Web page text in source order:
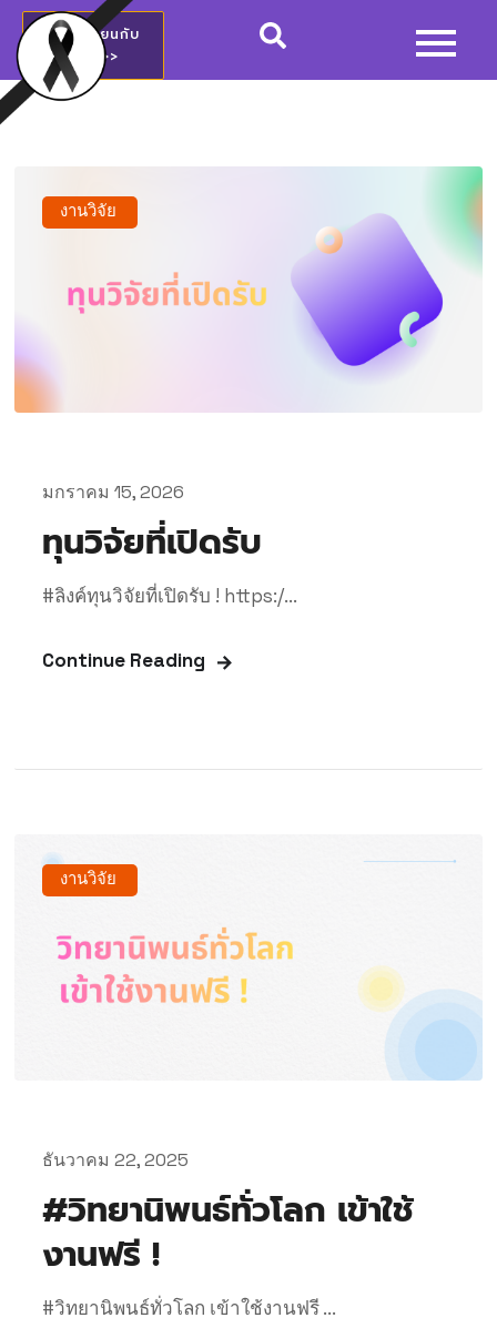
สมัครเรียนกับ
วชช.>>
งานวิจัย
มกราคม 15, 2026
ทุนวิจัยที่เปิดรับ
#ลิงค์ทุนวิจัยที่เปิดรับ ! https:/...
Continue Reading
งานวิจัย
ธันวาคม 22, 2025
#วิทยานิพนธ์ทั่วโลก เข้าใช้
งานฟรี !
#วิทยานิพนธ์ทั่วโลก เข้าใช้งานฟรี ...